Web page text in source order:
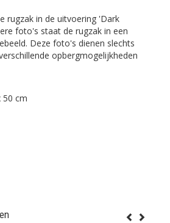
rugzak in de uitvoering 'Dark
foto's staat de rugzak in een
Deze foto's dienen slechts
opbergmogelijkheden
50 cm